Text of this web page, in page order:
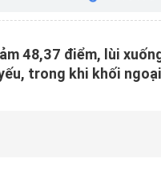
48,37 điểm, lùi
trong khi khối ngoại